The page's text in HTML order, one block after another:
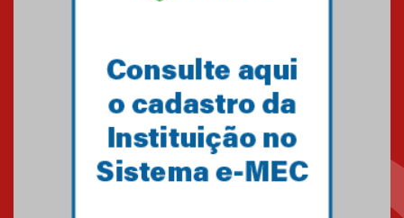
Primeiro culto do ano ressalta o
27.02.2026